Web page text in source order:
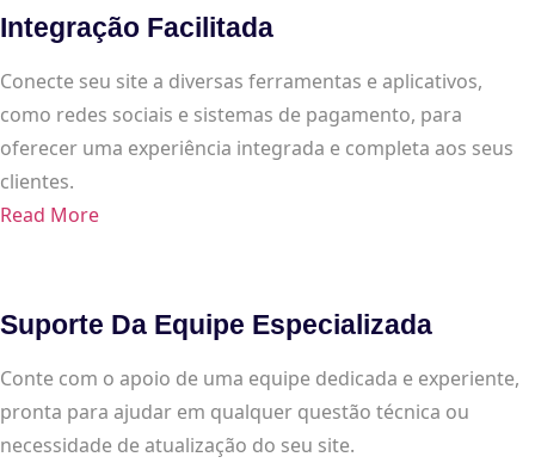
Integração Facilitada
Conecte seu site a diversas ferramentas e aplicativos,
como redes sociais e sistemas de pagamento, para
oferecer uma experiência integrada e completa aos seus
clientes.
Read More
Suporte Da Equipe Especializada
Conte com o apoio de uma equipe dedicada e experiente,
pronta para ajudar em qualquer questão técnica ou
necessidade de atualização do seu site.